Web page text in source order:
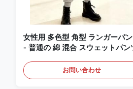
女性用 多色型 角型 ランガーパ
- 普通の 綿 混合 スウェットパン
お問い合わせ